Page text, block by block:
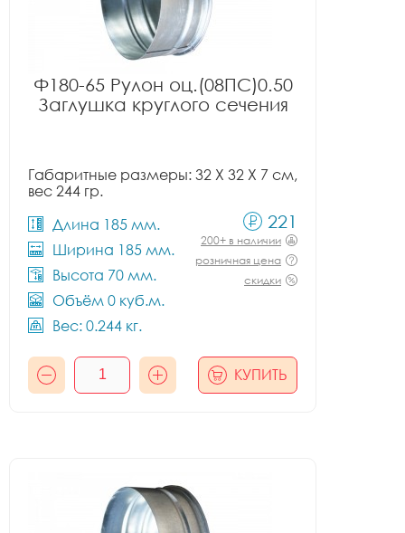
Ф180-65 Рулон оц.(08ПС)0.50
Заглушка круглого сечения
Габаритные размеры: 32 X 32 X 7 см,
вес 244 гр.
Длина 185 мм.
Ширина 185 мм.
Высота 70 мм.
Объём 0 куб.м.
Вес: 0.244 кг.
221
200+ в наличии
розничная цена
скидки
КУПИТЬ